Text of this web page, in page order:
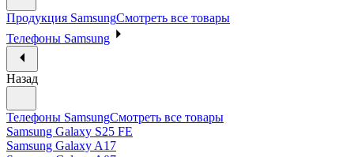
Продукция SamsungСмотреть все товары
Телефоны Samsung
Назад
Телефоны SamsungСмотреть все товары
Samsung Galaxy S25 FE
Samsung Galaxy A17